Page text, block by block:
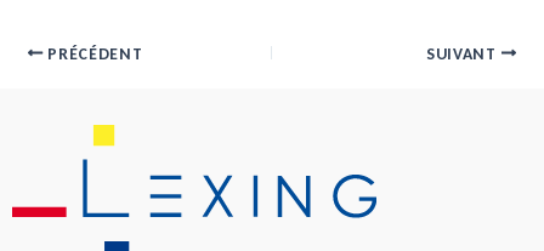
PRÉCÉDENT SUIVANT